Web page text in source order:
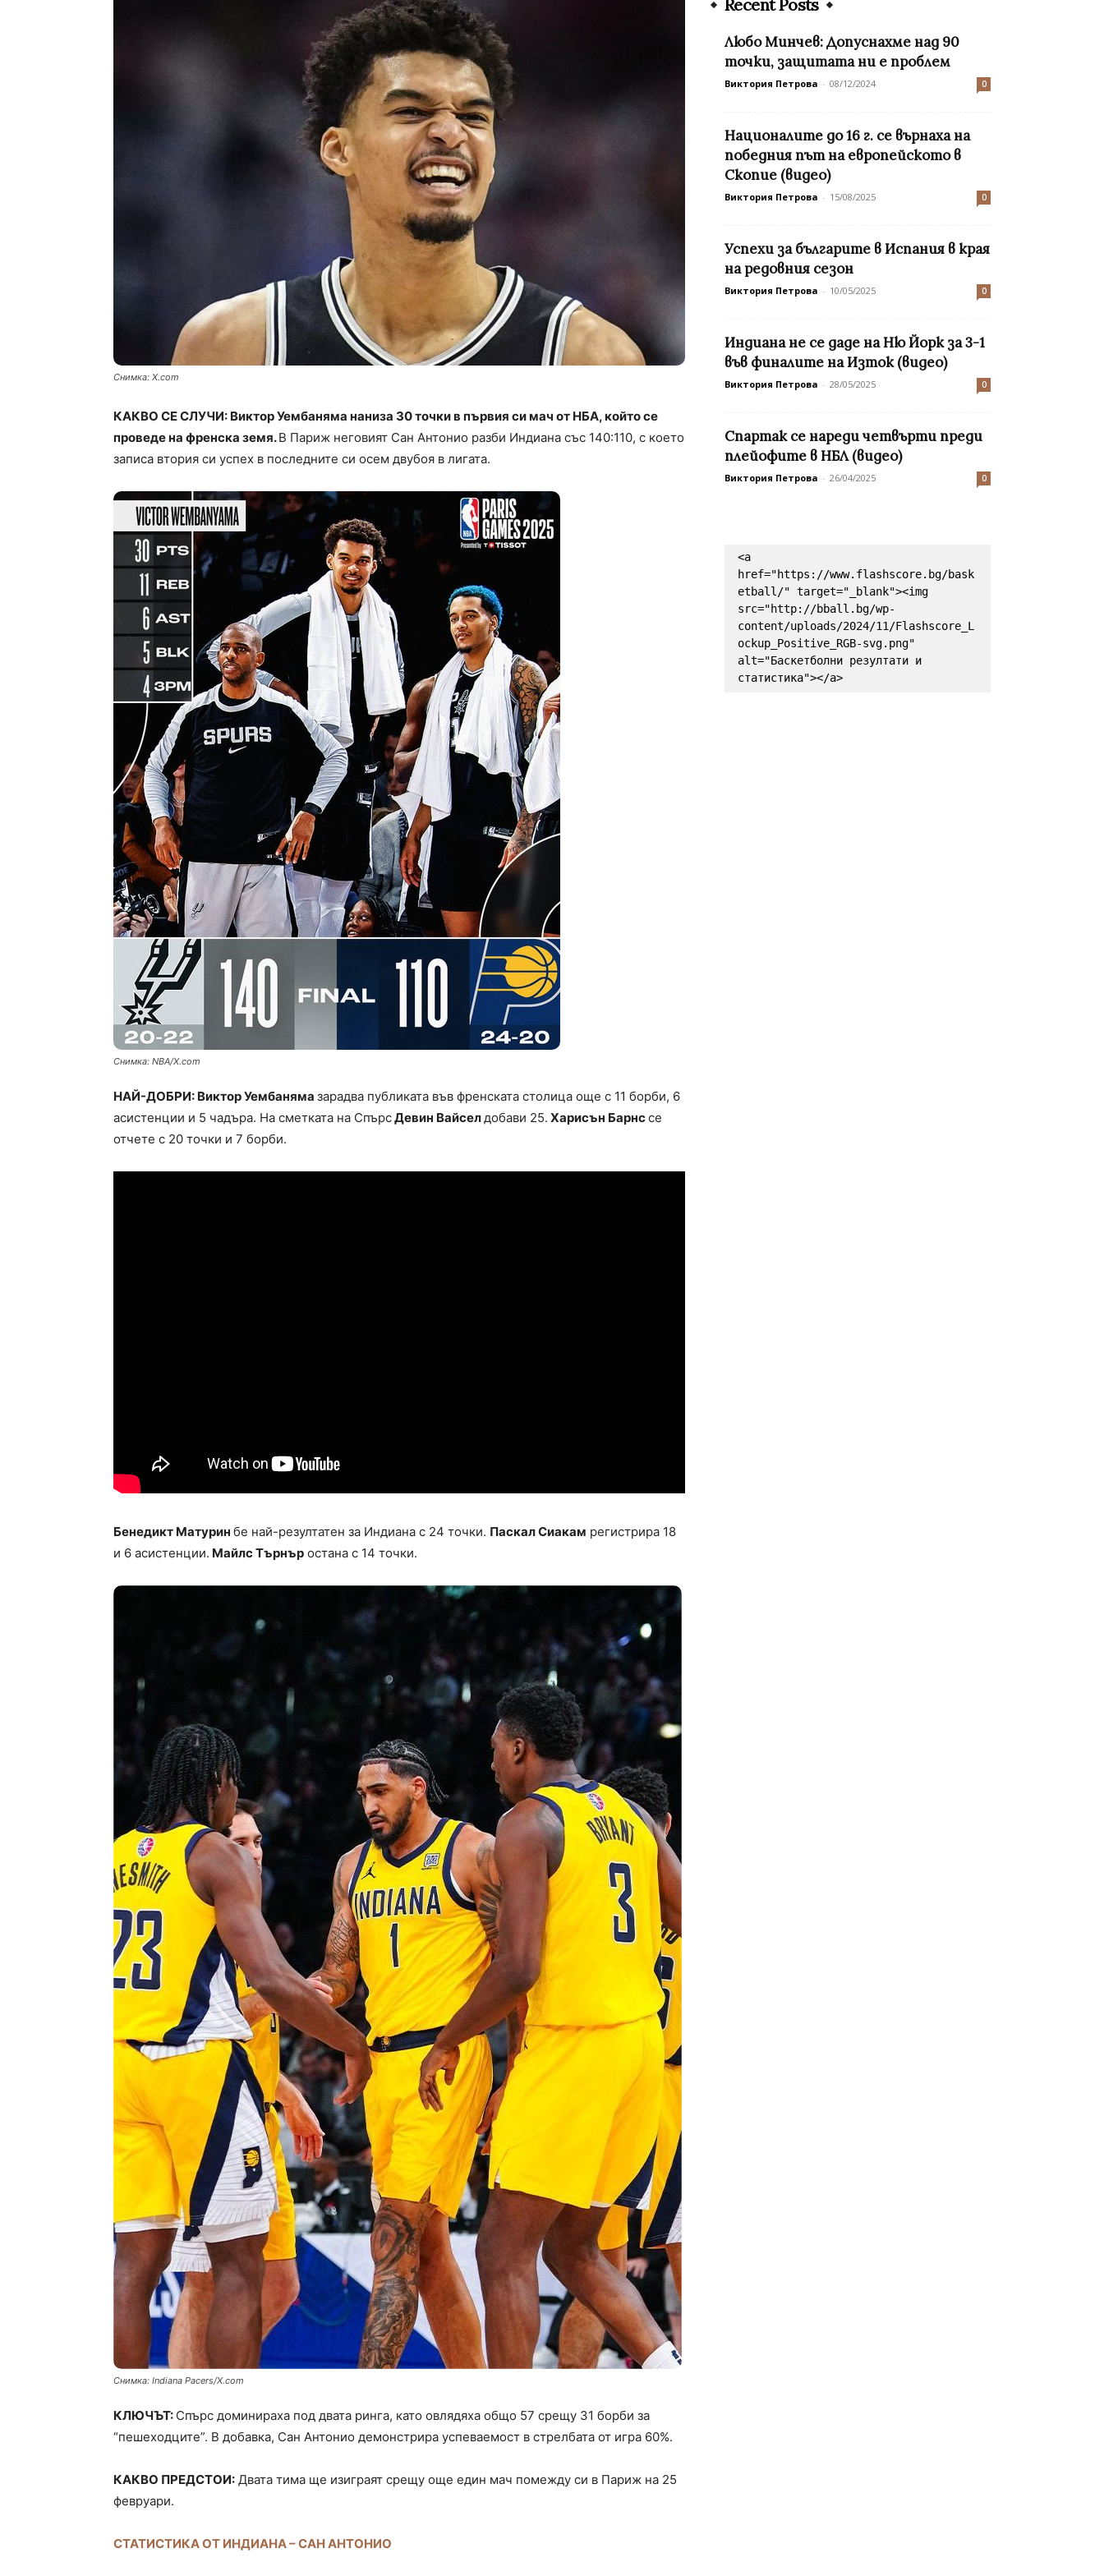
Снимка: X.com
КАКВО СЕ СЛУЧИ: Виктор Уембаняма наниза 30 точки в първия си мач от НБА, който се
проведе на френска земя.В Париж неговият Сан Антонио разби Индиана със 140:110, с което
записа втория си успех в последните си осем двубоя в лигата.
Снимка: NBA/X.com
НАЙ-ДОБРИ: Виктор Уембаняма зарадва публиката във френската столица още с 11 борби, 6
асистенции и 5 чадъра. На сметката на СпърсДевин Вайселдобави 25. Харисън Барнссе
отчете с 20 точки и 7 борби.
Бенедикт Матурин бе най-резултатен за Индиана с 24 точки. Паскал Сиакам регистрира 18
и 6 асистенции. Майлс Търнър остана с 14 точки.
Снимка: Indiana Pacers/X.com
КЛЮЧЪТ: Спърс доминираха под двата ринга, като овлядяха общо 57 срещу 31 борби за
“пешеходците”. В добавка, Сан Антонио демонстрира успеваемост в стрелбата от игра 60%.
КАКВО ПРЕДСТОИ: Двата тима ще изиграят срещу още един мач помежду си в Париж на 25
февруари.
СТАТИСТИКА ОТ ИНДИАНА – САН АНТОНИО
Recent Posts
Любо Минчев: Допуснахме над 90
точки, защитата ни е проблем
Виктория Петрова - 08/12/2024 0
Националите до 16 г. се върнаха на
победния път на европейското в
Скопие (видео)
Виктория Петрова - 15/08/2025 0
Успехи за българите в Испания в края
на редовния сезон
Виктория Петрова - 10/05/2025 0
Индиана не се даде на Ню Йорк за 3-1
във финалите на Изток (видео)
Виктория Петрова - 28/05/2025 0
Спартак се нареди четвърти преди
плейофите в НБЛ (видео)
Виктория Петрова - 26/04/2025 0
<a
href="https://www.flashscore.bg/bask
etball/" target="_blank"><img
src="http://bball.bg/wp-
content/uploads/2024/11/Flashscore_L
ockup_Positive_RGB-svg.png"
alt="Баскетболни резултати и
статистика"></a>